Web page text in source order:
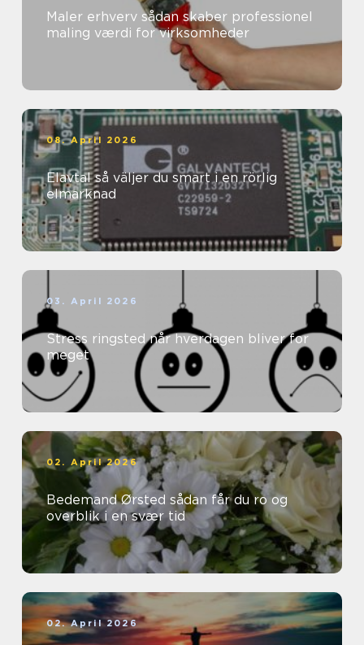
Maler erhverv sådan skaber professionel
maling værdi for virksomheder
08. April 2026
Elavtal så väljer du smart i en rörlig
elmarknad
03. April 2026
Stress ringsted når hverdagen bliver for
meget
02. April 2026
Bedemand Ørsted sådan får du ro og
overblik i en svær tid
02. April 2026